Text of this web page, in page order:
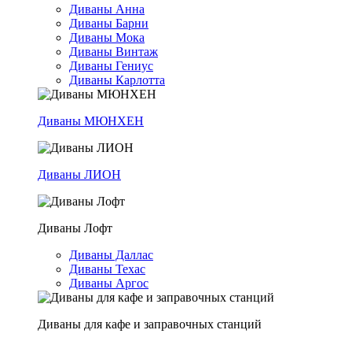
Диваны Анна
Диваны Барни
Диваны Мока
Диваны Винтаж
Диваны Гениус
Диваны Карлотта
Диваны МЮНХЕН
Диваны ЛИОН
Диваны Лофт
Диваны Даллас
Диваны Техас
Диваны Аргос
Диваны для кафе и заправочных станций